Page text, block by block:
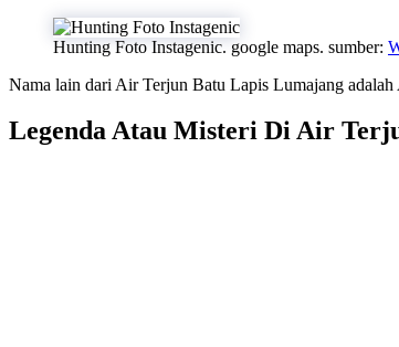
Hunting Foto Instagenic. google maps. sumber:
Nama lain dari Air Terjun Batu Lapis Lumajang
Legenda Atau Misteri Di Air